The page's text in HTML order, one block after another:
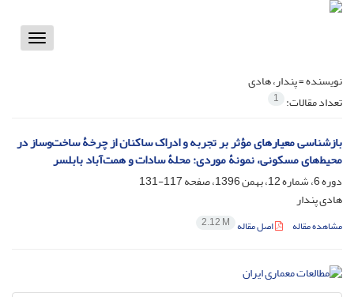
Toggle
نویسنده =پندار، هادی
تعداد مقالات: 1
بازشناسی معیارهای مؤثر بر تجربه و ادراک ساکنان از چرخۀ ساخت‌وساز در
محیط‌های مسکونی، نمونۀ موردی: محلۀ سادات و همت‌آباد بابلسر
دوره 6، شماره 12، بهمن 1396، صفحه
117-131
هادی پندار
مشاهده مقاله اصل مقاله 2.12 M